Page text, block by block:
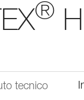
®
tecnico